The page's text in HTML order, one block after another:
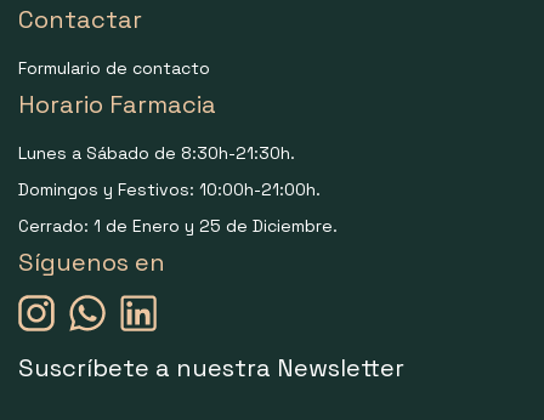
Contactar
Formulario de contacto
Horario Farmacia
Lunes a Sábado de 8:30h-21:30h.
Domingos y Festivos: 10:00h-21:00h.
Cerrado: 1 de Enero y 25 de Diciembre.
Síguenos en
Suscríbete a nuestra Newsletter